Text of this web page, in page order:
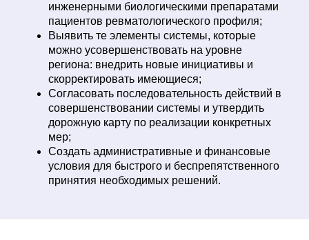
инженерными биологическими препаратами
пациентов ревматологического профиля;
Выявить те элементы системы, которые
можно усовершенствовать на уровне
региона: внедрить новые инициативы и
скорректировать имеющиеся;
Согласовать последовательность действий в
совершенствовании системы и утвердить
дорожную карту по реализации конкретных
мер;
Создать административные и финансовые
условия для быстрого и беспрепятственного
принятия необходимых решений.